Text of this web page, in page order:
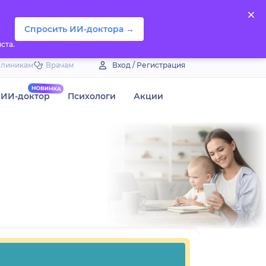
Спросить ИИ-доктора →
Врачам Вход / Регистрация
ИИ-доктор Психологи Акции